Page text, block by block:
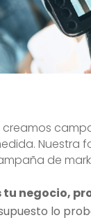
creamos
Nuestra
de
negocio,
lo